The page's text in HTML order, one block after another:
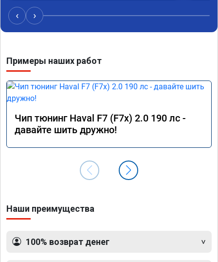
‹ ›
Примеры наших работ
Чип тюнинг Haval F7 (F7x) 2.0 190 лс -
давайте шить дружно!
Наши преимущества
100% возврат денег